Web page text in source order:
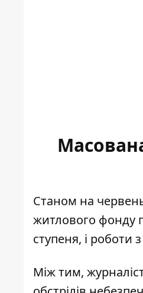
Станом на
житлового фонду
ступеня, і роботи
Між тим,